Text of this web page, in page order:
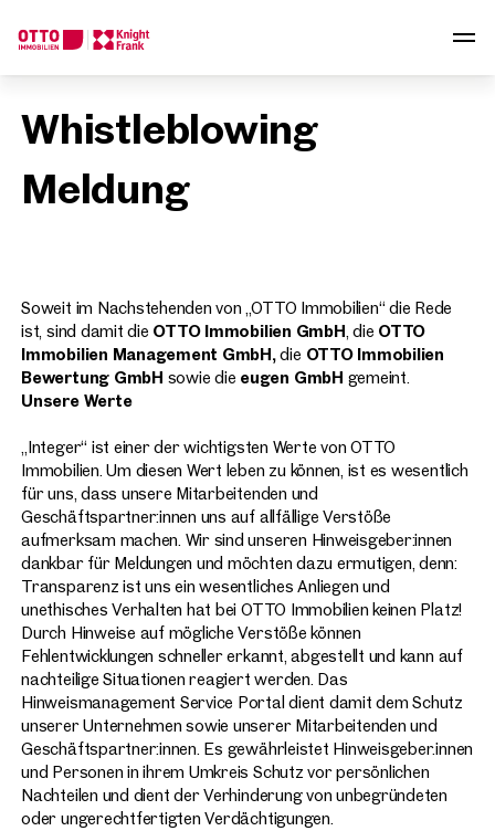
Whistleblowing
Meldung
Soweit im Nachstehenden von „OTTO Immobilien“ die Rede
ist, sind damit die OTTO Immobilien GmbH, die OTTO
Immobilien Management GmbH,die OTTO Immobilien
Bewertung GmbH sowie die eugen GmbH gemeint.
Unsere Werte
„Integer“ ist einer der wichtigsten Werte von OTTO
Immobilien. Um diesen Wert leben zu können, ist es wesentlich
für uns, dass unsere Mitarbeitenden und
Geschäftspartner:innen uns auf allfällige Verstöße
aufmerksam machen. Wir sind unseren Hinweisgeber:innen
dankbar für Meldungen und möchten dazu ermutigen, denn:
Transparenz ist uns ein wesentliches Anliegen und
unethisches Verhalten hat bei OTTO Immobilien keinen Platz!
Durch Hinweise auf mögliche Verstöße können
Fehlentwicklungen schneller erkannt, abgestellt und kann auf
nachteilige Situationen reagiert werden. Das
Hinweismanagement Service Portal dient damit dem Schutz
unserer Unternehmen sowie unserer Mitarbeitenden und
Geschäftspartner:innen. Es gewährleistet Hinweisgeber.innen
und Personen in ihrem Umkreis Schutz vor persönlichen
Nachteilen und dient der Verhinderung von unbegründeten
oder ungerechtfertigten Verdächtigungen.
Wir finden Ihre
Traumimmobilie
Sagen Sie uns was Sie suchen und wir finden Ihre
Online
Immobilie konfigurieren & finden lassen
Direkte:r Ansprechpartner:in
Anrufen oder Rückruf vereinbaren